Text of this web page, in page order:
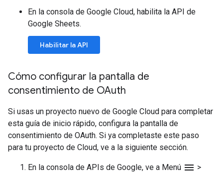
En la consola de Google Cloud, habilita la API de
Google Sheets.
Habilitar la API
Cómo configurar la pantalla de
consentimiento de OAuth
Si usas un proyecto nuevo de Google Cloud para completar
esta guía de inicio rápido, configura la pantalla de
consentimiento de OAuth. Si ya completaste este paso
para tu proyecto de Cloud, ve a la siguiente sección.
En la consola de APIs de Google, ve a Menú menu >